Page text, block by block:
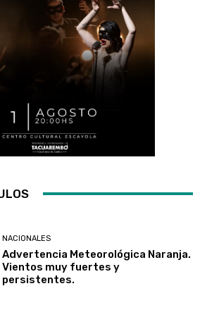
NACIONALES
Advertencia Meteorológica Naranja.
Vientos muy fuertes y
persistentes.